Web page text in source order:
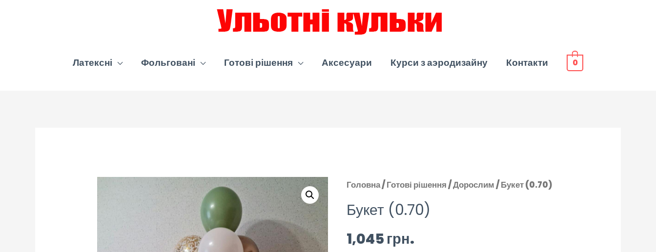
Латексні Фольговані Готові рішення Аксесуари Курси з аэродизайну Контакти 0
Головна/Готові рішення/Дорослим/ Букет (0.70)
Букет (0.70)
1,045 грн.